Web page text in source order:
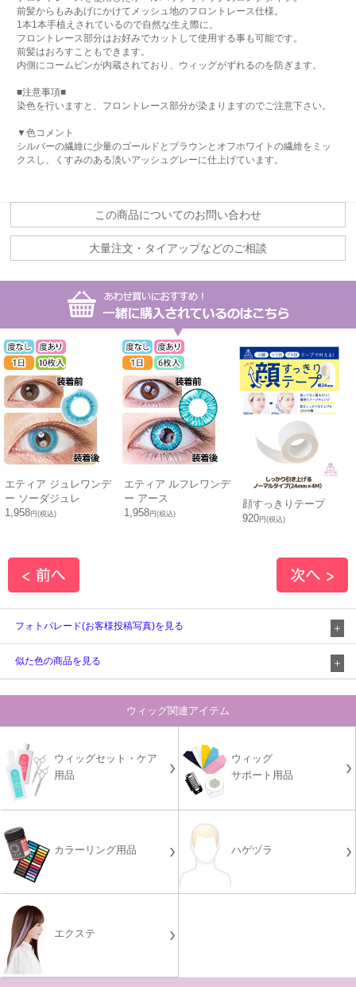
前髪からもみあげにかけてメッシュ地のフロントレース仕様。
1本1本手植えされているので自然な生え際に。
フロントレース部分はお好みでカットして使用する事も可能です。
前髪はおろすこともできます。
内側にコームピンが内蔵されており、ウィッグがずれるのを防ぎます。
■注意事項■
染色を行いますと、フロントレース部分が染まりますのでご注意下さい。
▼色コメント
シルバーの繊維に少量のゴールドとブラウンとオフホワイトの繊維をミッ
クスし、くすみのある淡いアッシュグレーに仕上げています。
この商品についてのお問い合わせ
大量注文・タイアップなどのご相談
エティア ジュレワンデ
ー ソーダジュレ
1,958円(税込)
エティア ルフレワンデ
ー アース
1,958円(税込)
顔すっきりテープ
920円(税込)
フォトパレード(お客様投稿写真)を見る
似た色の商品を見る
ウィッグ関連アイテム
ウィッグセット・ケア
用品
ウィッグ
サポート用品
カラーリング用品 ハゲヅラ
エクステ